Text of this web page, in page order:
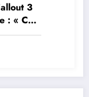
3
: « Ce